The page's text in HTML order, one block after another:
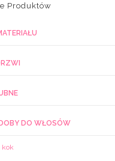
Produktów
DO WŁOSÓW
kok